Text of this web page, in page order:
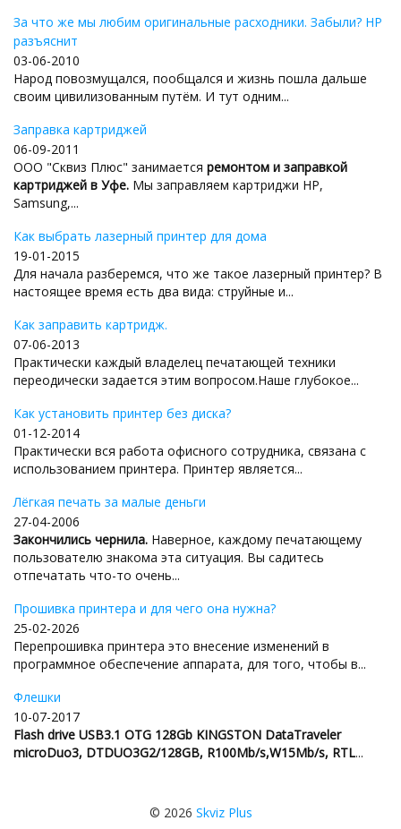
За что же мы любим оригинальные расходники. Забыли? HP
разъяснит
03-06-2010
Народ повозмущался, пообщался и жизнь пошла дальше
своим цивилизованным путём. И тут одним...
Заправка картриджей
06-09-2011
ООО "Сквиз Плюс" занимается ремонтом и заправкой
картриджей в Уфе. Мы заправляем картриджи HP,
Samsung,...
Как выбрать лазерный принтер для дома
19-01-2015
Для начала разберемся, что же такое лазерный принтер? В
настоящее время есть два вида: струйные и...
Как заправить картридж.
07-06-2013
Практически каждый владелец печатающей техники
переодически задается этим вопросом.Наше глубокое...
Как установить принтер без диска?
01-12-2014
Практически вся работа офисного сотрудника, связана с
использованием принтера. Принтер является...
Лёгкая печать за малые деньги
27-04-2006
Закончились чернила. Наверное, каждому печатающему
пользователю знакома эта ситуация. Вы садитесь
отпечатать что-то очень...
Прошивка принтера и для чего она нужна?
25-02-2026
Перепрошивка принтера это внесение изменений в
программное обеспечение аппарата, для того, чтобы в...
Флешки
10-07-2017
Flash drive USB3.1 OTG 128Gb KINGSTON DataTraveler
microDuo3, DTDUO3G2/128GB, R100Mb/s,W15Mb/s, RTL...
© 2026 Skviz Plus